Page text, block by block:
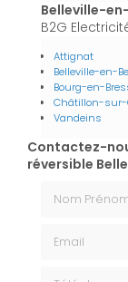
Belleville-
B2G
Attignat
Belleville-en-
Bourg-en-
Châtillon-sur-
Vandeins
Contactez-
réversible